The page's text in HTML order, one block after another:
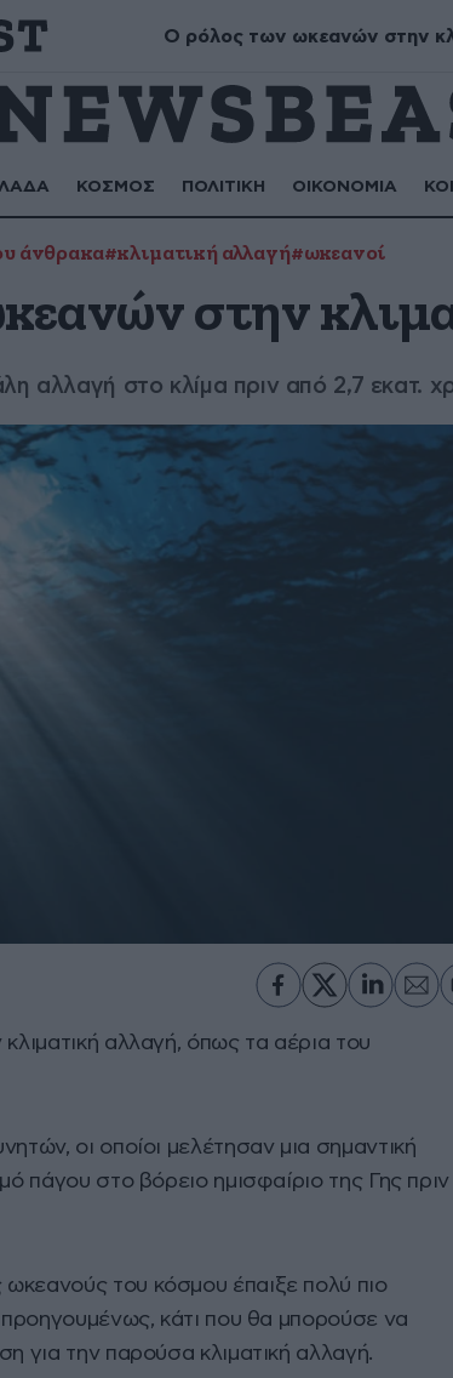
Μύρων, Τριαντάφυλλος, Τριανταφυλλιά, Φυλλιώ, Ρόζα
ΚΟΣΜΟΣ ΠΟΛΙΤΙΚΗ ΟΙΚΟΝΟΜΙΑ
Ο ρόλος των ωκεανών στην
άνθρακα#κλιματική αλλαγή#ωκεανοί
στην
αλλαγή στο κλίμα πριν από 2,7 εκατ.
αλλαγή, όπως τα αέρια του
οι οποίοι μελέτησαν μια σημαντική
πάγου στο βόρειο ημισφαίριο της Γης πριν
του κόσμου έπαιξε πολύ πιο
προηγουμένως, κάτι που θα μπορούσε να
για την παρούσα κλιματική αλλαγή.